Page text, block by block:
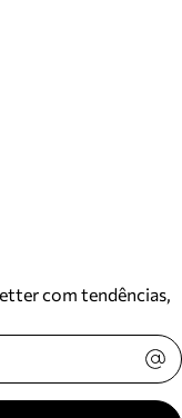
com tendências,